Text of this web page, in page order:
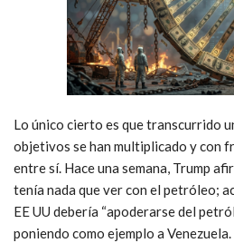
Lo único cierto es que transcurrido
objetivos se han multiplicado y con
entre sí. Hace una semana, Trump
tenía nada que ver con el petróleo;
EE UU debería “apoderarse del
poniendo como ejemplo a